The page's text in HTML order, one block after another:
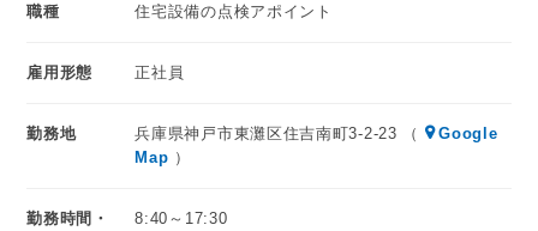
職種 住宅設備の点検アポイント
雇用形態 正社員
勤務地 兵庫県神戸市東灘区住吉南町3-2-23 （
Google
Map ）
勤務時間・
8:40～17:30